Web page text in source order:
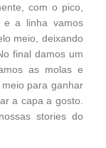
com o pico,
e a linha vamos
meio, deixando
final damos um
as molas e
para ganhar
a capa a gosto.
stories do